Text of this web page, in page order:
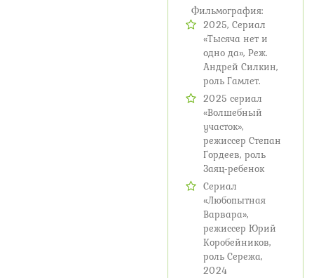
Фильмография:
2025, Сериал
«Тысяча нет и
одно да», Реж.
Андрей Силкин,
роль Гамлет.
2025 сериал
«Волшебный
участок»,
режиссер Степан
Гордеев, роль
Заяц-ребенок
Сериал
«Любопытная
Варвара»,
режиссер Юрий
Коробейников,
роль Сережа,
2024